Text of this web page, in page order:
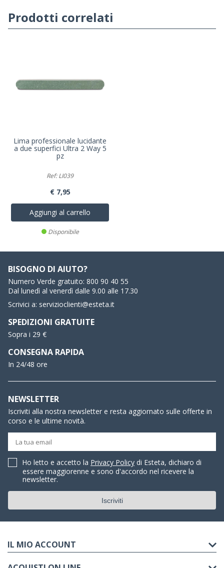
Prodotti correlati
Lima professionale lucidante
a due superfici Ultra 2 Way 5
pz
Ref: LI039
€ 7,95
Aggiungi al carrello
Disponibile
BISOGNO DI AIUTO?
Numero Verde gratuito: 800 90 40 55
Dal lunedì al venerdì dalle 9.00 alle 17.30
Scrivici a: servizioclienti@esteta.it
SPEDIZIONI GRATUITE
Sopra i 29 €
CONSEGNA RAPIDA
In 24/48 ore
NEWSLETTER
Iscriviti alla nostra newsletter e resta aggiornato sulle offerte in
corso e le ultime novità.
Ho letto e accetto la Privacy Policy di Esteta, dichiaro di
essere maggiorenne e sono d'accordo nel ricevere la
newsletter.
IL MIO ACCOUNT